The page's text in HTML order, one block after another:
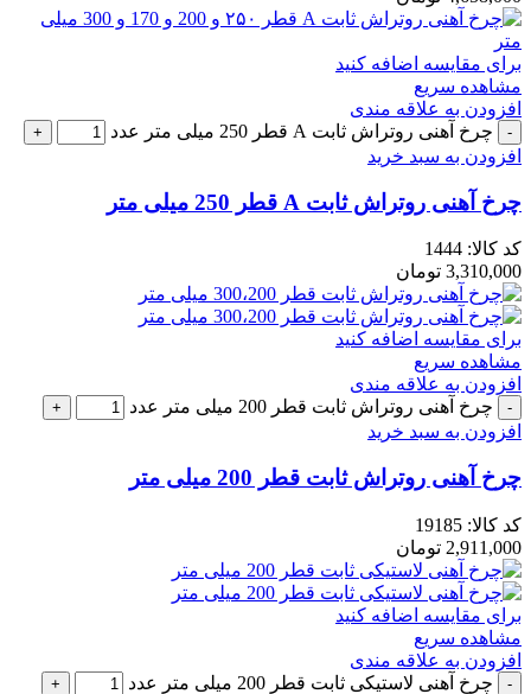
برای مقایسه اضافه کنید
مشاهده سریع
افزودن به علاقه مندی
چرخ آهنی روتراش ثابت A قطر 250 میلی متر عدد
افزودن به سبد خرید
چرخ آهنی روتراش ثابت A قطر 250 میلی متر
کد کالا: 1444
3,310,000 تومان
برای مقایسه اضافه کنید
مشاهده سریع
افزودن به علاقه مندی
چرخ آهنی روتراش ثابت قطر 200 میلی متر عدد
افزودن به سبد خرید
چرخ آهنی روتراش ثابت قطر 200 میلی متر
کد کالا: 19185
2,911,000 تومان
برای مقایسه اضافه کنید
مشاهده سریع
افزودن به علاقه مندی
چرخ آهنی لاستیکی ثابت قطر 200 میلی متر عدد